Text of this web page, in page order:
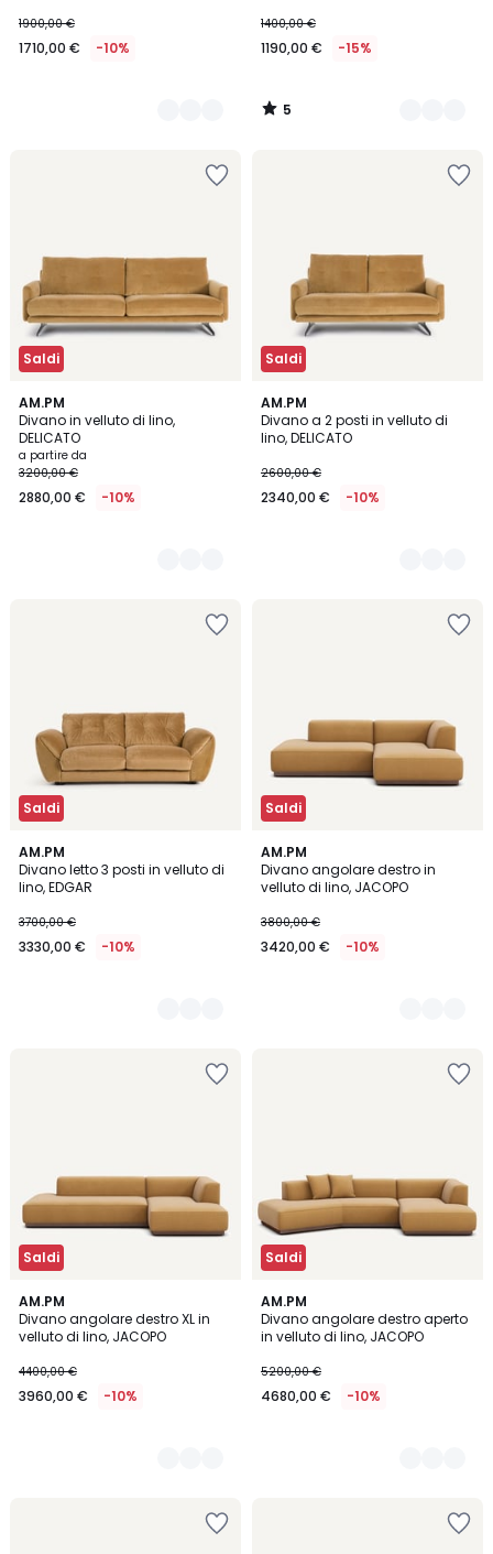
1900,00 €
1710,00 € -10%
1400,00 €
1190,00 € -15%
5
/
Saldi
AM.PM
Divano in velluto di lino,
DELICATO
a partire da
3200,00 €
2880,00 € -10%
5
Colori
Saldi
AM.PM
Divano a 2 posti in velluto di
lino, DELICATO
2600,00 €
2340,00 € -10%
5
Colori
Saldi
AM.PM
Divano letto 3 posti in velluto di
lino, EDGAR
3700,00 €
3330,00 € -10%
5
Colori
Saldi
AM.PM
Divano angolare destro in
velluto di lino, JACOPO
3800,00 €
3420,00 € -10%
5
Colori
Saldi
AM.PM
Divano angolare destro XL in
velluto di lino, JACOPO
4400,00 €
3960,00 € -10%
5
Colori
Saldi
AM.PM
Divano angolare destro aperto
in velluto di lino, JACOPO
5200,00 €
4680,00 € -10%
5
Colori